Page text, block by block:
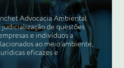
Advocacia Ambiental
de questões
e indivíduos a
ao meio ambiente,
eficazes e